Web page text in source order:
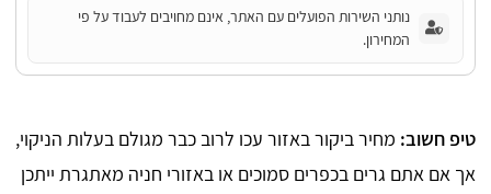
נותני השירות הפועלים עם האתר, אינם מחויבים לעבוד על פי
המחירון.
טיפ חשוב: מחיר ביקור באזור עכו לרוב כבר מגולם בעלות הניקוי,
אך אם אתם גרים בכפרים סמוכים או באזורי חניה מאתגרת ייתכן